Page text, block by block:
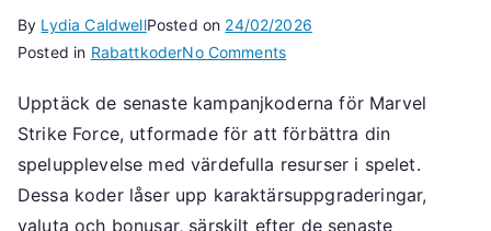
By Lydia CaldwellPosted on 24/02/2026
Posted in RabattkoderNo Commentson
kampanjkoder:
Kampanjkoder,
Senaste
utgåvor,
Karaktärsuppgraderingar
Upptäck de senaste kampanjkoderna för Marvel
Strike Force, utformade för att förbättra din
spelupplevelse med värdefulla resurser i spelet.
Dessa koder låser upp karaktärsuppgraderingar,
valuta och bonusar, särskilt efter de senaste